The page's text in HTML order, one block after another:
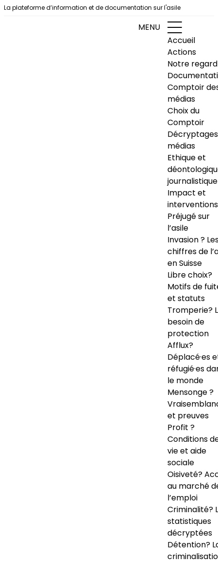
Aller au contenu
La plateforme d’information et de documentation sur l'asile
MENU
Accueil
Actions
Notre regard
Comptoir
médias
Choix du
Comptoir
Décryptages
médias
Ethique et
journalistique
Impact et
interventions
Préjugé sur
l’asile
Invasion ?
chiffres de
en Suisse
Libre choix?
Motifs de
et statuts
Tromperie?
besoin de
protection
Afflux?
Déplacé·es
réfugié·es
le monde
Mensonge ?
et preuves
Profit ?
Conditions
vie et aide
sociale
Oisiveté?
au marché
l’emploi
Criminalité?
statistiques
décryptées
Détention?